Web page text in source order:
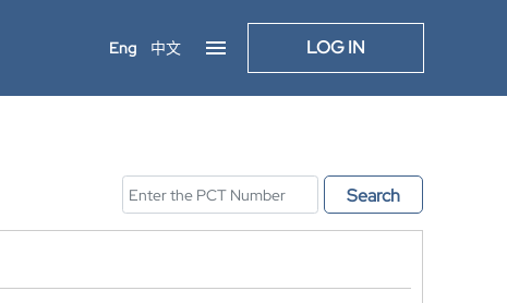
Eng 中文 LOG IN
Search